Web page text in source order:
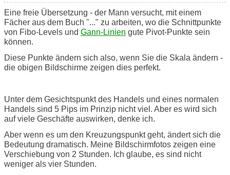
Eine freie Übersetzung - der Mann versucht, mit einem
Fächer aus dem Buch "..." zu arbeiten, wo die Schnittpunkte
von Fibo-Levels und Gann-Linien gute Pivot-Punkte sein
können.
Diese Punkte ändern sich also, wenn Sie die Skala ändern -
die obigen Bildschirme zeigen dies perfekt.
Unter dem Gesichtspunkt des Handels und eines normalen
Handels sind 5 Pips im Prinzip nicht viel. Aber es wird sich
auf viele Geschäfte auswirken, denke ich.
Aber wenn es um den Kreuzungspunkt geht, ändert sich die
Bedeutung dramatisch. Meine Bildschirmfotos zeigen eine
Verschiebung von 2 Stunden. Ich glaube, es sind nicht
weniger als vier Stunden.